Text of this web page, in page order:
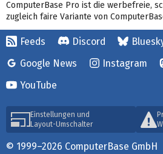
ComputerBase Pro ist die werbefreie,
zugleich faire Variante von
Feeds Discord
Google News
Instagram
YouTube
Einstellungen und
Layout-Umschalter
© 1999–2026 ComputerBase GmbH